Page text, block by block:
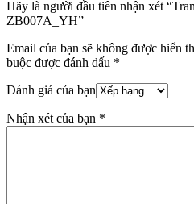
Hãy là người đầu tiên nhận xét
ZB007A_YH”
Email của bạn sẽ không được hiển
buộc được đánh dấu *
Đánh giá của bạn
Nhận xét của bạn *